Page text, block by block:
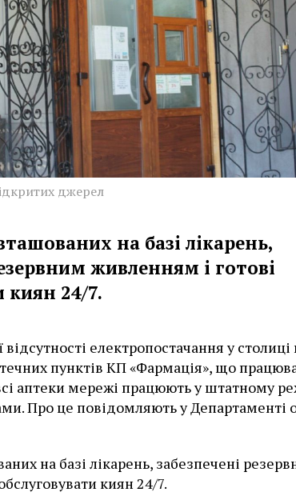
джерел
на базі лікарень,
живленням і готові
киян 24/7.
електропостачання у
пунктів КП «Фармація», що
аптеки мережі працюють у штатному
Про це повідомляють у Департаменті
на базі лікарень, забезпечені
киян 24/7.